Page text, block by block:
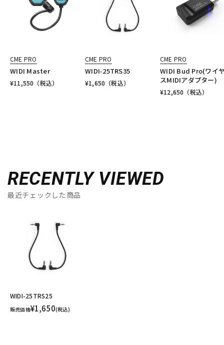
CME PRO
WIDI Master
¥11,550 （税込）
CME PRO
WIDI-25TRS35
¥1,650 （税込）
CME PRO
WIDI Bud Pro(ワイ
スMIDIアダプター)
¥12,650 （税込）
RECENTLY VIEWED
最近チェックした商品
WIDI-25TRS25
販売価格¥1,650(税込)